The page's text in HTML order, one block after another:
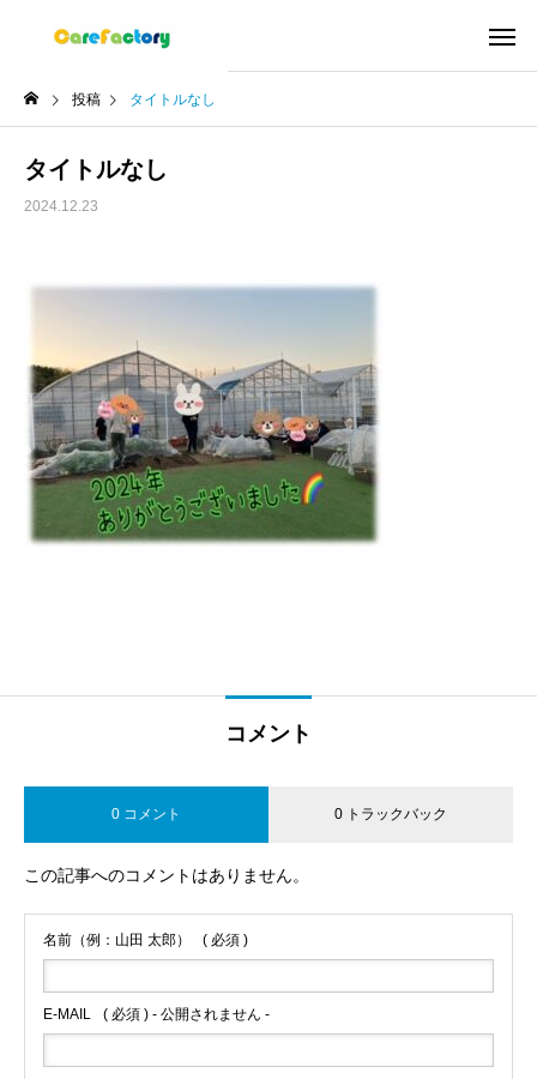
投稿 タイトルなし
タイトルなし
2024.12.23
コメント
0 コメント 0 トラックバック
この記事へのコメントはありません。
名前（例：山田 太郎） ( 必須 )
E-MAIL ( 必須 ) - 公開されません -